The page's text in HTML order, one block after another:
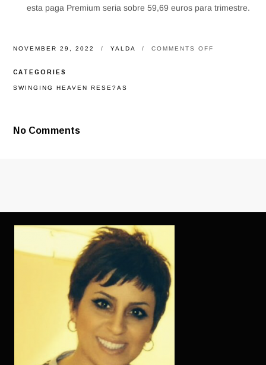
esta paga Premium seri­a sobre 59,69 euros para trimestre.
NOVEMBER 29, 2022 YALDA COMMENTS OFF
CATEGORIES
SWINGING HEAVEN RESE?AS
No Comments